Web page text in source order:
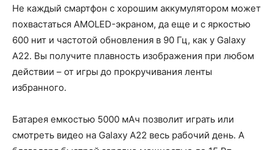
Не каждый смартфон с хорошим аккумулятором может
похвастаться AMOLED-экраном, да еще и с яркостью
600 нит и частотой обновления в 90 Гц, как у Galaxy
A22. Вы получите плавность изображения при любом
действии – от игры до прокручивания ленты
избранного.
Батарея емкостью 5000 мАч позволит играть или
смотреть видео на Galaxy A22 весь рабочий день. А